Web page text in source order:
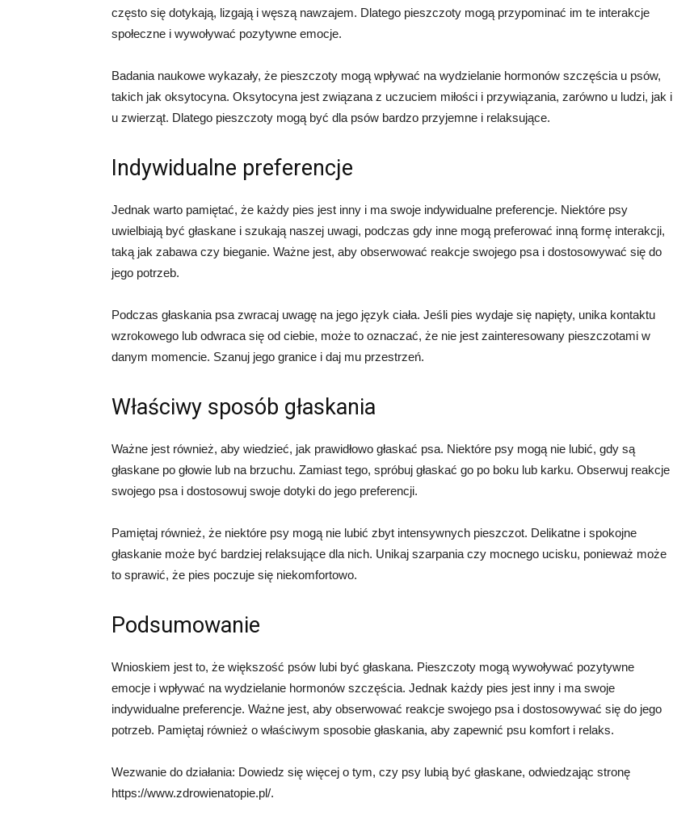
często się dotykają, lizgają i węszą nawzajem. Dlatego pieszczoty mogą przypominać im te interakcje
społeczne i wywoływać pozytywne emocje.
Badania naukowe wykazały, że pieszczoty mogą wpływać na wydzielanie hormonów szczęścia u psów,
takich jak oksytocyna. Oksytocyna jest związana z uczuciem miłości i przywiązania, zarówno u ludzi, jak i
u zwierząt. Dlatego pieszczoty mogą być dla psów bardzo przyjemne i relaksujące.
Indywidualne preferencje
Jednak warto pamiętać, że każdy pies jest inny i ma swoje indywidualne preferencje. Niektóre psy
uwielbiają być głaskane i szukają naszej uwagi, podczas gdy inne mogą preferować inną formę interakcji,
taką jak zabawa czy bieganie. Ważne jest, aby obserwować reakcje swojego psa i dostosowywać się do
jego potrzeb.
Podczas głaskania psa zwracaj uwagę na jego język ciała. Jeśli pies wydaje się napięty, unika kontaktu
wzrokowego lub odwraca się od ciebie, może to oznaczać, że nie jest zainteresowany pieszczotami w
danym momencie. Szanuj jego granice i daj mu przestrzeń.
Właściwy sposób głaskania
Ważne jest również, aby wiedzieć, jak prawidłowo głaskać psa. Niektóre psy mogą nie lubić, gdy są
głaskane po głowie lub na brzuchu. Zamiast tego, spróbuj głaskać go po boku lub karku. Obserwuj reakcje
swojego psa i dostosowuj swoje dotyki do jego preferencji.
Pamiętaj również, że niektóre psy mogą nie lubić zbyt intensywnych pieszczot. Delikatne i spokojne
głaskanie może być bardziej relaksujące dla nich. Unikaj szarpania czy mocnego ucisku, ponieważ może
to sprawić, że pies poczuje się niekomfortowo.
Podsumowanie
Wnioskiem jest to, że większość psów lubi być głaskana. Pieszczoty mogą wywoływać pozytywne
emocje i wpływać na wydzielanie hormonów szczęścia. Jednak każdy pies jest inny i ma swoje
indywidualne preferencje. Ważne jest, aby obserwować reakcje swojego psa i dostosowywać się do jego
potrzeb. Pamiętaj również o właściwym sposobie głaskania, aby zapewnić psu komfort i relaks.
Wezwanie do działania: Dowiedz się więcej o tym, czy psy lubią być głaskane, odwiedzając stronę
https://www.zdrowienatopie.pl/.